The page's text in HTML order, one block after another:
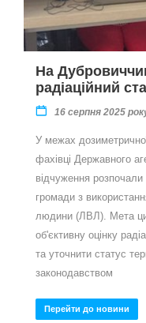
На
радіаційний
16 серпня 2025
У межах
фахівці Державного
відчуження
громади з
людини (ЛВЛ). Мета
об'єктивну оцінку
та уточнити статус
законодавством
Перейти до новини